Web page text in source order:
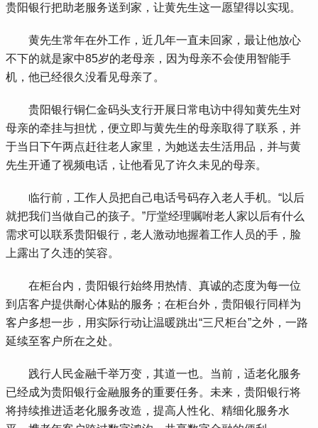
贵阳银行把助老服务送到家，让黄先生这一愿望得以实现。
黄先生常年在外工作，近几年一直未回家，最让他放心
不下的就是家中85岁的老母亲，因为母亲不会使用智能手
机，他已经很久没看见母亲了。
贵阳银行铜仁金码头支行开展日常电访中得知黄先生对
母亲的牵挂与担忧，便立即与黄先生的母亲取得了联系，并
于当日下午两点赶往老人家里，为她送去生活用品，并与黄
先生开通了视频电话，让他看见了许久未见的母亲。
临行前，工作人员把自己电话号码存入老人手机。“以后
就把我们当做自己的孩子。”厅堂经理嘱咐老人家以后有什么
需求可以联系贵阳银行，老人激动地握着工作人员的手，脸
上露出了久违的笑容。
在柜台内，贵阳银行始终用热情、真诚的态度为每一位
到店客户提供耐心体贴的服务；在柜台外，贵阳银行同样为
客户多想一步，用实际行动让温暖跳出“三尺柜台”之外，一路
延续至客户所在之处。
践行人民金融千举万变，其道一也。当前，适老化服务
已经成为贵阳银行金融服务的重要任务。未来，贵阳银行将
将持续推进适老化服务改造，提高人性化、精细化服务水